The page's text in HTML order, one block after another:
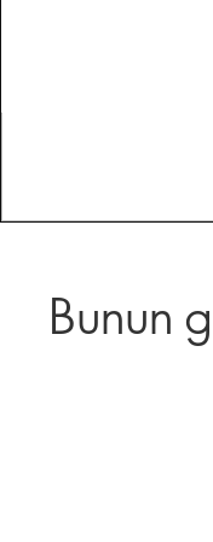
Bunun